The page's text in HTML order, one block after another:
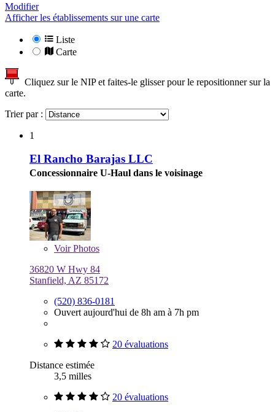
Modifier
Afficher les établissements sur une carte
Liste
Carte
Cliquez sur le NIP et faites-le glisser pour le repositionner sur la
carte.
Trier par :
1
El Rancho Barajas LLC
Concessionnaire U-Haul dans le voisinage
VoirPhotos
36820 W Hwy 84
Stanfield, AZ 85172
(520) 836-0181
Ouvert aujourd'hui de 8h am à 7h pm
20 évaluations
Distance estimée
3,5 milles
20 évaluations